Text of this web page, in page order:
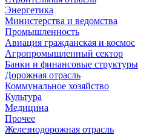
Энергетика
Министерства и ведомства
Промышленность
Авиация гражданская и космос
Агропромышленный сектор
Банки и финансовые структуры
Дорожная отрасль
Коммунальное хозяйство
Культура
Медицина
Прочее
Железнодорожная отрасль